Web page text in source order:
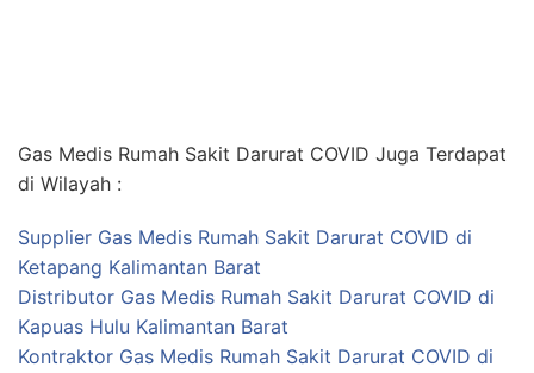
Gas Medis Rumah Sakit Darurat COVID Juga Terdapat
di Wilayah :
Supplier Gas Medis Rumah Sakit Darurat COVID di
Ketapang Kalimantan Barat
Distributor Gas Medis Rumah Sakit Darurat COVID di
Kapuas Hulu Kalimantan Barat
Kontraktor Gas Medis Rumah Sakit Darurat COVID di